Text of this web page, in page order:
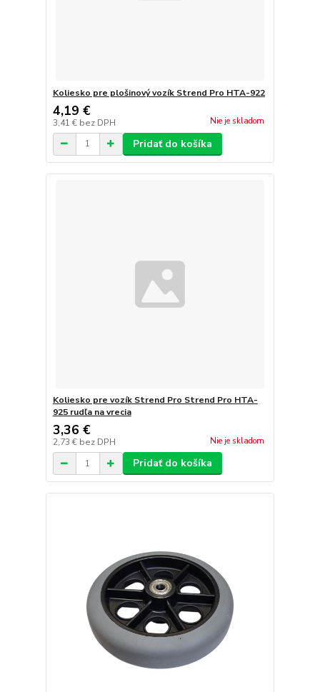
Koliesko pre plošinový vozík Strend Pro HTA-922
4,19 €
3,41 € bez DPH Nie je skladom
Pridať do košíka
Koliesko pre vozík Strend Pro Strend Pro HTA-
925 rudľa na vrecia
3,36 €
2,73 € bez DPH Nie je skladom
Pridať do košíka